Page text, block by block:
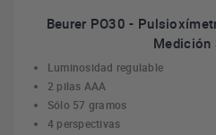
Beurer PO30 -
Medición
Luminosidad regulable
2 pilas AAA
Sólo 57 gramos
4 perspectivas